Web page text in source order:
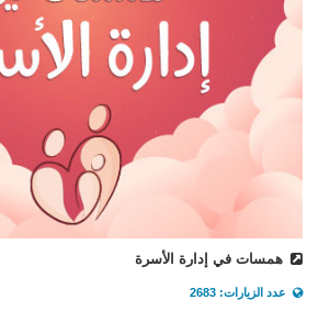
همسات في إدارة الأسرة
عدد الزيارات: 2683